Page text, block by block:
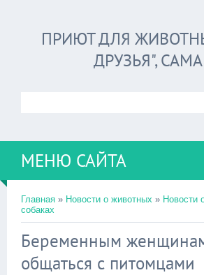
ПРИЮТ ДЛЯ
ДРУЗЬЯ",
МЕНЮ САЙТА
Главная » Новости о животных » Новости
собаках
Беременным
общаться с питомцами